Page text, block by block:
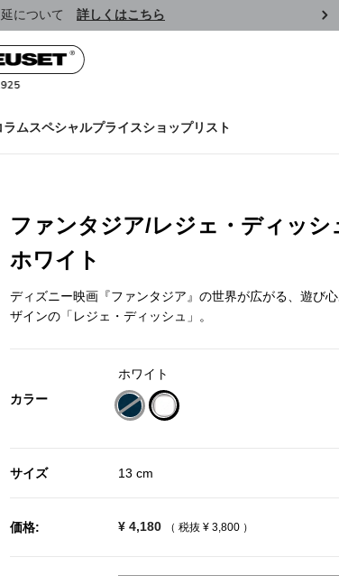
について 詳しくはこちら
ラムスペシャルプライスショップリスト
ファンタジア/レジェ・ディッシ
ホワイト
ディズニー映画『ファンタジア』の世界が広がる、遊び
ザインの「レジェ・ディッシュ」。
カラー
ホワイト
サイズ 13 cm
価格: ¥ 4,180 （ 税抜 ¥ 3,800 ）